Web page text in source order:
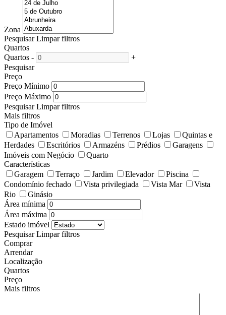
Zona
Pesquisar Limpar filtros
Quartos
Quartos -
+
Pesquisar
Preço
Preço Mínimo
Preço Máximo
Pesquisar Limpar filtros
Mais filtros
Tipo de Imóvel
Apartamentos
Moradias Terrenos Lojas
Quintas e
Herdades
Escritórios Armazéns Prédios
Garagens
Imóveis com Negócio
Quarto
Características
Garagem
Terraço Jardim Elevador
Piscina
Condomínio fechado
Vista privilegiada Vista Mar
Vista
Rio
Ginásio
Área mínima
Área máxima
Estado imóvel
Pesquisar Limpar filtros
Comprar
Arrendar
Localização
Quartos
Preço
Mais filtros